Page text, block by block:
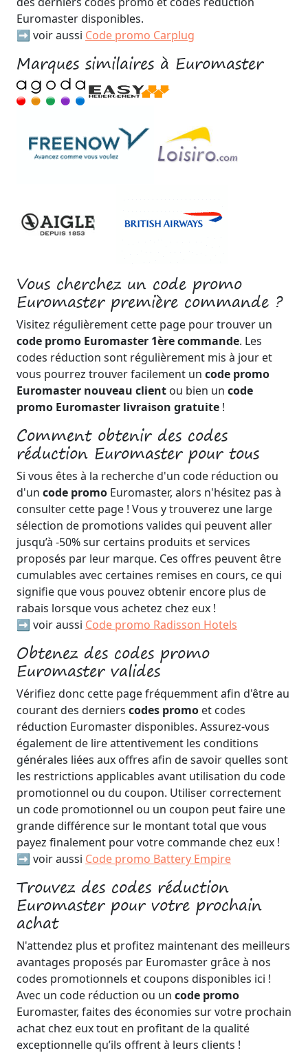
Euromaster disponibles.
➡️ voir aussi Code promo Carplug
Marques similaires à Euromaster
Vous cherchez un code promo
Euromaster première commande ?
Visitez régulièrement cette page pour trouver un
code promo Euromaster 1ère commande. Les
codes réduction sont régulièrement mis à jour et
vous pourrez trouver facilement un code promo
Euromaster nouveau client ou bien un code
promo Euromaster livraison gratuite !
Comment obtenir des codes
réduction Euromaster pour tous
Si vous êtes à la recherche d'un code réduction ou
d'un code promo Euromaster, alors n'hésitez pas à
consulter cette page ! Vous y trouverez une large
sélection de promotions valides qui peuvent aller
jusqu’à -50% sur certains produits et services
proposés par leur marque. Ces offres peuvent être
cumulables avec certaines remises en cours, ce qui
signifie que vous pouvez obtenir encore plus de
rabais lorsque vous achetez chez eux !
➡️ voir aussi Code promo Radisson Hotels
Obtenez des codes promo
Euromaster valides
Vérifiez donc cette page fréquemment afin d'être au
courant des derniers codes promo et codes
réduction Euromaster disponibles. Assurez-vous
également de lire attentivement les conditions
générales liées aux offres afin de savoir quelles sont
les restrictions applicables avant utilisation du code
promotionnel ou du coupon. Utiliser correctement
un code promotionnel ou un coupon peut faire une
grande différence sur le montant total que vous
payez finalement pour votre commande chez eux !
➡️ voir aussi Code promo Battery Empire
Trouvez des codes réduction
Euromaster pour votre prochain
achat
N'attendez plus et profitez maintenant des meilleurs
avantages proposés par Euromaster grâce à nos
codes promotionnels et coupons disponibles ici !
Avec un code réduction ou un code promo
Euromaster, faites des économies sur votre prochain
achat chez eux tout en profitant de la qualité
exceptionnelle qu’ils offrent à leurs clients !